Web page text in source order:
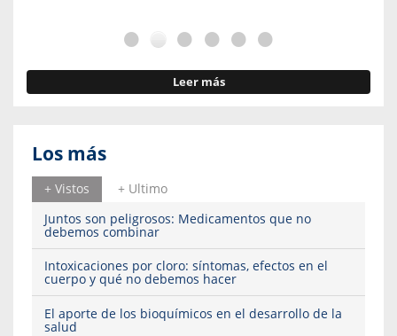
Leer más
Los más
+ Vistos
+ Ultimo
Juntos son peligrosos: Medicamentos que no
debemos combinar
Intoxicaciones por cloro: síntomas, efectos en el
cuerpo y qué no debemos hacer
El aporte de los bioquímicos en el desarrollo de la
salud